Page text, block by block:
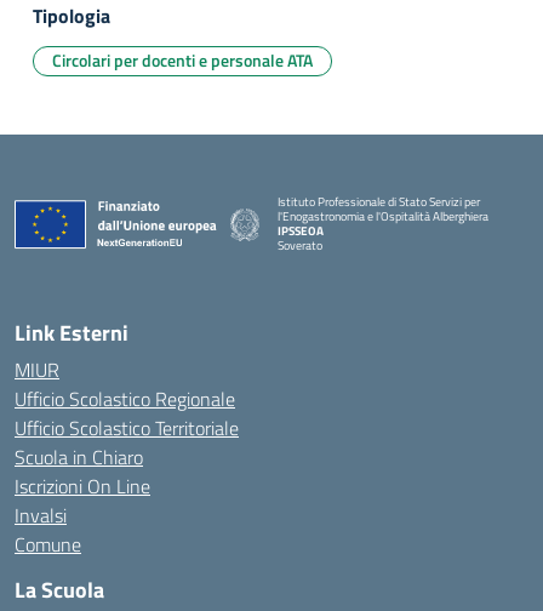
Tipologia
Circolari per docenti e personale ATA
Istituto Professionale di Stato Servizi per
l'Enogastronomia e l'Ospitalità Alberghiera
IPSSEOA
Soverato
Link Esterni
MIUR
Ufficio Scolastico Regionale
Ufficio Scolastico Territoriale
Scuola in Chiaro
Iscrizioni On Line
Invalsi
Comune
La Scuola